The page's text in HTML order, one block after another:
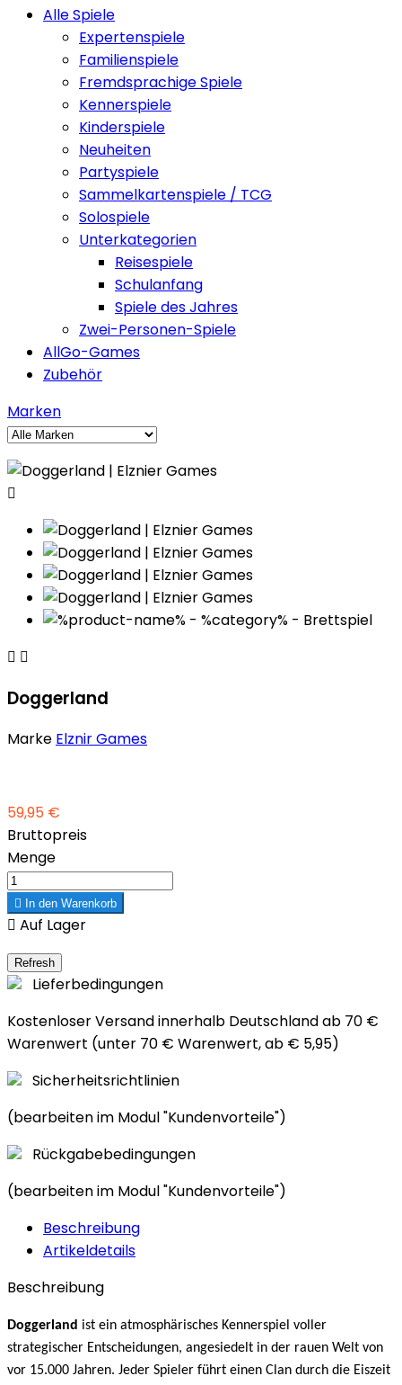
Alle Spiele
Expertenspiele
Familienspiele
Fremdsprachige Spiele
Kennerspiele
Kinderspiele
Neuheiten
Partyspiele
Sammelkartenspiele / TCG
Solospiele
Unterkategorien
Reisespiele
Schulanfang
Spiele des Jahres
Zwei-Personen-Spiele
AllGo-Games
Zubehör
Marken

 
Doggerland
Marke Elznir Games
59,95 €
Bruttopreis
Menge
 In den Warenkorb
 Auf Lager
Lieferbedingungen
Kostenloser Versand innerhalb Deutschland ab 70 €
Warenwert (unter 70 € Warenwert, ab € 5,95)
Sicherheitsrichtlinien
(bearbeiten im Modul "Kundenvorteile")
Rückgabebedingungen
(bearbeiten im Modul "Kundenvorteile")
Beschreibung
Artikeldetails
Beschreibung
Doggerland ist ein atmosphärisches Kennerspiel voller
strategischer Entscheidungen, angesiedelt in der rauen Welt von
vor 15.000 Jahren. Jeder Spieler führt einen Clan durch die Eiszeit